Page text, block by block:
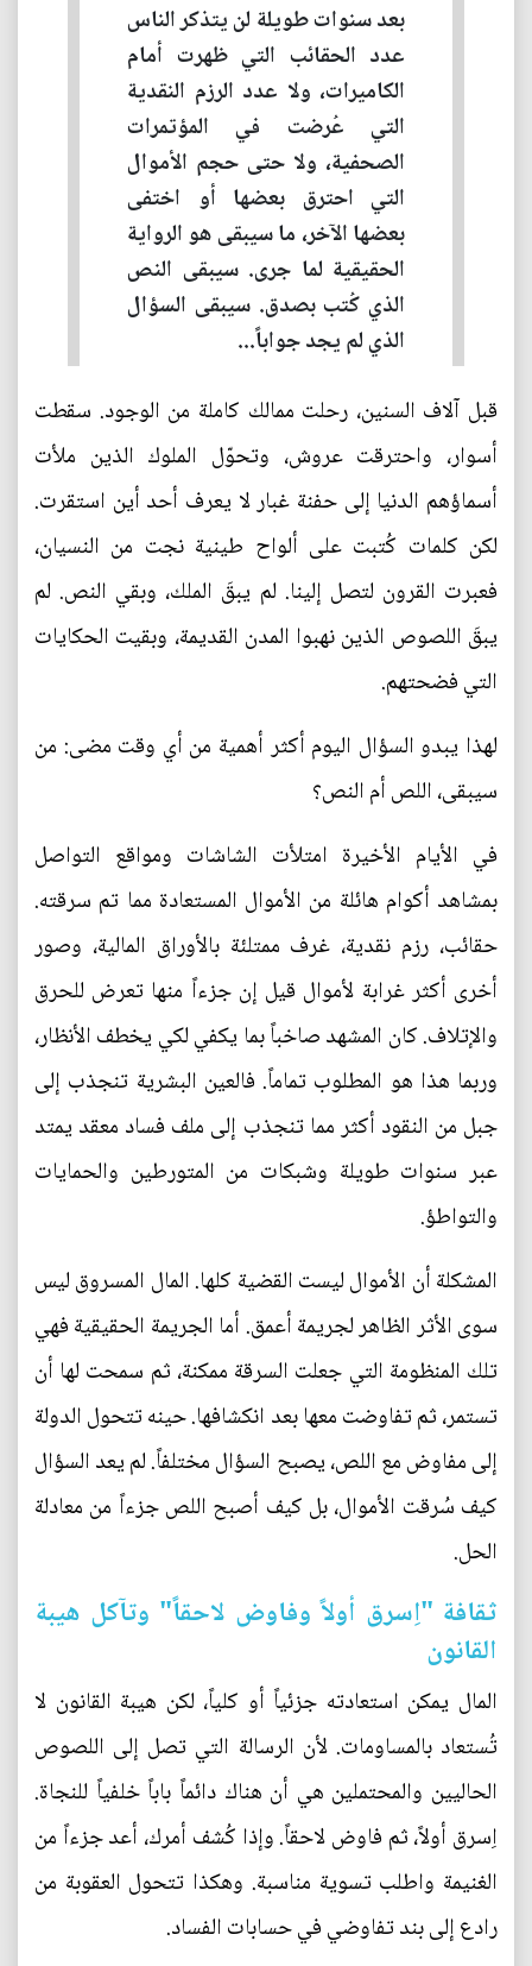
بعد سنوات طويلة لن يتذكر الناس
عدد الحقائب التي ظهرت أمام
الكاميرات، ولا عدد الرزم النقدية
التي عُرضت في المؤتمرات
الصحفية، ولا حتى حجم الأموال
التي احترق بعضها أو اختفى
بعضها الآخر، ما سيبقى هو الرواية
الحقيقية لما جرى. سيبقى النص
الذي كُتب بصدق. سيبقى السؤال
الذي لم يجد جواباً...
قبل آلاف السنين، رحلت ممالك كاملة من الوجود. سقطت
أسوار، واحترقت عروش، وتحوّل الملوك الذين ملأت
أسماؤهم الدنيا إلى حفنة غبار لا يعرف أحد أين استقرت.
لكن كلمات كُتبت على ألواح طينية نجت من النسيان،
فعبرت القرون لتصل إلينا. لم يبقَ الملك، وبقي النص. لم
يبقَ اللصوص الذين نهبوا المدن القديمة، وبقيت الحكايات
التي فضحتهم.
لهذا يبدو السؤال اليوم أكثر أهمية من أي وقت مضى: من
سيبقى، اللص أم النص؟
في الأيام الأخيرة امتلأت الشاشات ومواقع التواصل
بمشاهد أكوام هائلة من الأموال المستعادة مما تم سرقته.
حقائب، رزم نقدية، غرف ممتلئة بالأوراق المالية، وصور
أخرى أكثر غرابة لأموال قيل إن جزءاً منها تعرض للحرق
والإتلاف. كان المشهد صاخباً بما يكفي لكي يخطف الأنظار،
وربما هذا هو المطلوب تماماً. فالعين البشرية تنجذب إلى
جبل من النقود أكثر مما تنجذب إلى ملف فساد معقد يمتد
عبر سنوات طويلة وشبكات من المتورطين والحمايات
والتواطؤ.
المشكلة أن الأموال ليست القضية كلها. المال المسروق ليس
سوى الأثر الظاهر لجريمة أعمق. أما الجريمة الحقيقية فهي
تلك المنظومة التي جعلت السرقة ممكنة، ثم سمحت لها أن
تستمر، ثم تفاوضت معها بعد انكشافها. حينه تتحول الدولة
إلى مفاوض مع اللص، يصبح السؤال مختلفاً. لم يعد السؤال
كيف سُرقت الأموال، بل كيف أصبح اللص جزءاً من معادلة
الحل.
ثقافة "اِسرق أولاً وفاوض لاحقاً" وتآكل هيبة
القانون
المال يمكن استعادته جزئياً أو كلياً، لكن هيبة القانون لا
تُستعاد بالمساومات. لأن الرسالة التي تصل إلى اللصوص
الحاليين والمحتملين هي أن هناك دائماً باباً خلفياً للنجاة.
اِسرق أولاً، ثم فاوض لاحقاً. وإذا كُشف أمرك، أعد جزءاً من
الغنيمة واطلب تسوية مناسبة. وهكذا تتحول العقوبة من
رادع إلى بند تفاوضي في حسابات الفساد.